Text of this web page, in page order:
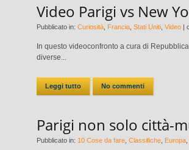
Video Parigi vs New
Pubblicato in: Curiosità Francia Stati Uniti Video |
In questo videoconfronto a cura di
diverse...
Leggi tutto No commenti
Parigi non solo città-
Pubblicato in: 10 Cose da fare Classifiche Europa